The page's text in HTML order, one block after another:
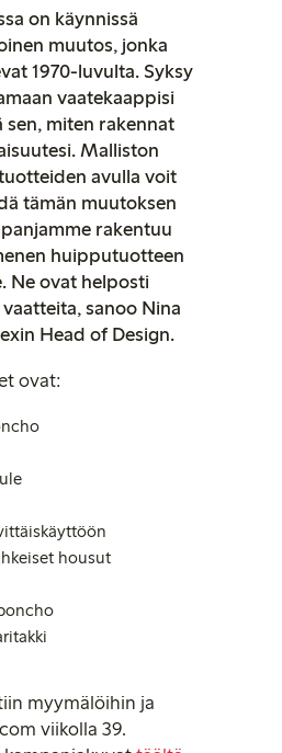
on käynnissä
muutos, jonka
1970-luvulta. Syksy
vaatekaappisi
sen, miten rakennat
Malliston
avulla voit
tämän muutoksen
rakentuu
huipputuotteen
Ne ovat helposti
sanoo Nina
Head of Design.
ovat:
housut
myymälöihin ja
viikolla 39.